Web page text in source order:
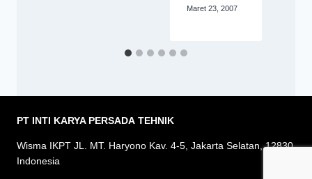
Maret 23, 2007
PT INTI KARYA PERSADA TEHNIK
Wisma IKPT JL. MT. Haryono Kav. 4-5, Jakarta Selatan, 12830
Indonesia